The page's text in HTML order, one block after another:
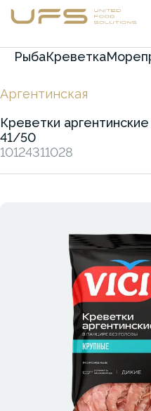
РыбаКреветка
Аргентинская
Креветки
41/50
10124311028